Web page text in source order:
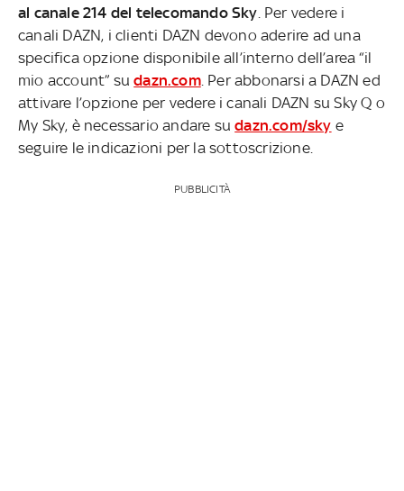
al canale 214 del telecomando Sky . Per vedere i
canali DAZN, i clienti DAZN devono aderire ad una
specifica opzione disponibile all’interno dell’area “il
mio account” sudazn.com. Per abbonarsi a DAZN ed
attivare l’opzione per vedere i canali DAZN su Sky Q o
My Sky, è necessario andare sudazn.com/sky e
seguire le indicazioni per la sottoscrizione.
PUBBLICITÀ